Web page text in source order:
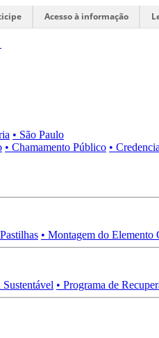
Acesso à informação
• São Paulo
• Chamamento Público •
• Montagem do Elemento
• Programa de